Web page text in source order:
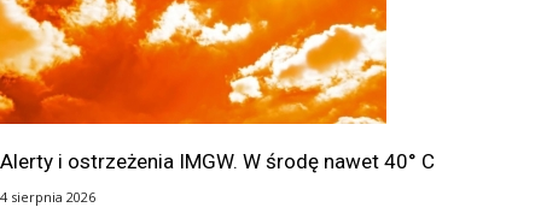
Alerty i ostrzeżenia IMGW. W środę nawet 40° C
4 sierpnia 2026